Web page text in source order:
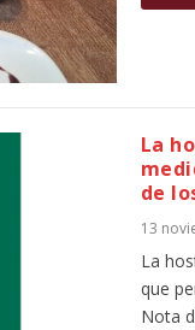
La
de
13
La
que
Nota